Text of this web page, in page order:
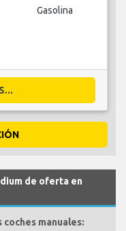
Gasolina
de oferta en
manuales: